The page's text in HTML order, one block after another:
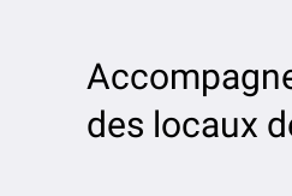
des locaux